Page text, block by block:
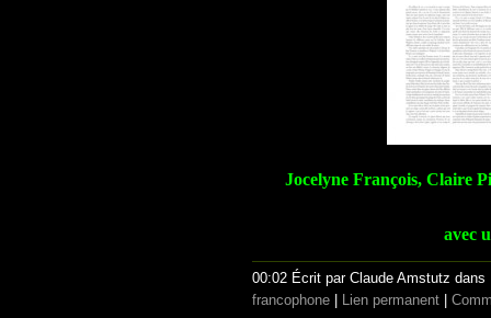
Jocelyne François, Claire
avec
00:02 Écrit par Claude Amstutz dans
francophone | Lien permanent |